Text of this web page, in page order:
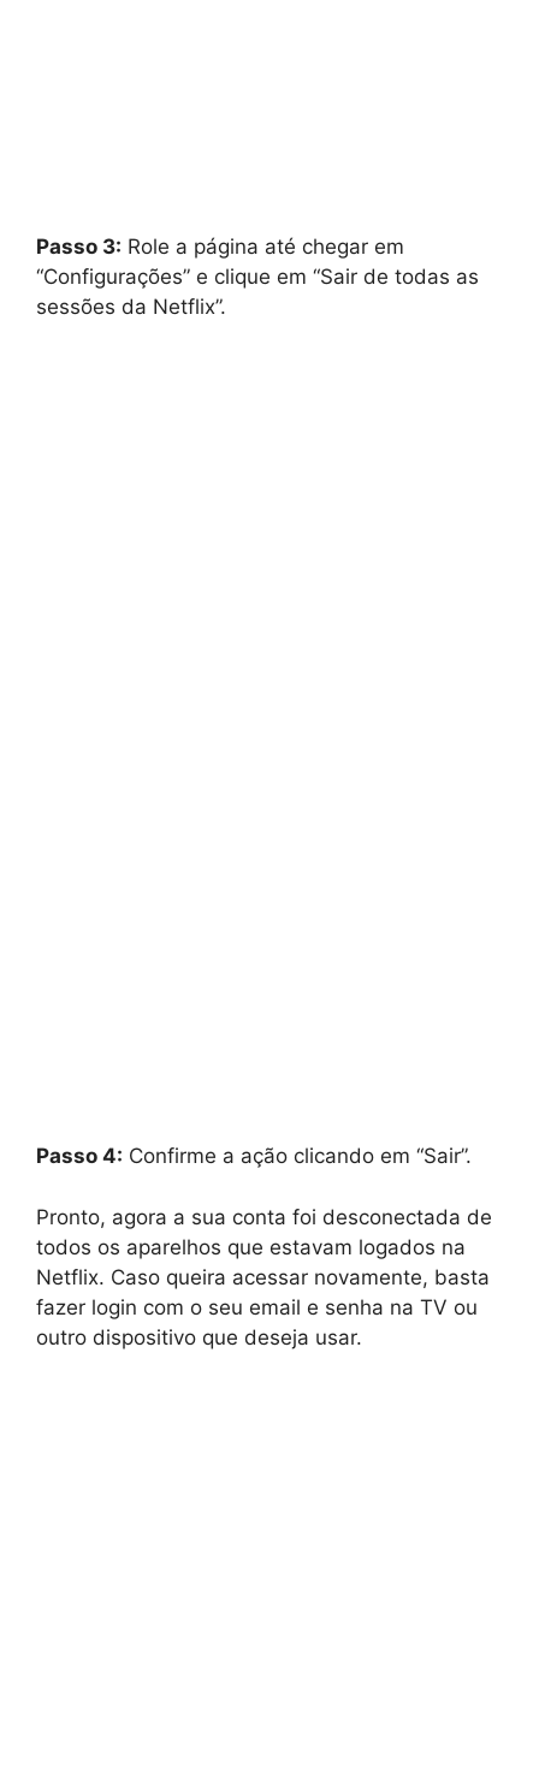
Passo 3: Role a página até chegar em
“Configurações” e clique em “Sair de todas as
sessões da Netflix”.
Passo 4: Confirme a ação clicando em “Sair”.
Pronto, agora a sua conta foi desconectada de
todos os aparelhos que estavam logados na
Netflix. Caso queira acessar novamente, basta
fazer login com o seu email e senha na TV ou
outro dispositivo que deseja usar.